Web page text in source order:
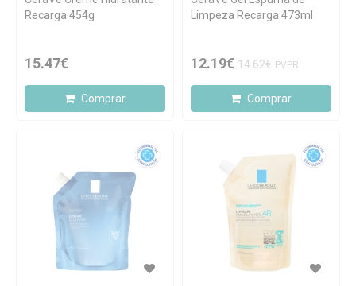
Recarga 454g
15.47€
Comprar
Limpeza Recarga 473ml
12.19€ 14.62€ PVPR
Comprar